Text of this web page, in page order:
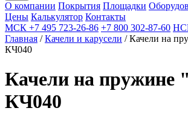
О компании Покрытия Площадки
Цены Калькулятор Контакты
МСК +7 495 723-26-86 +7 800 302-87-60
Главная / Качели и карусели / Качели на
КЧ040
Качели на пружине
КЧ040